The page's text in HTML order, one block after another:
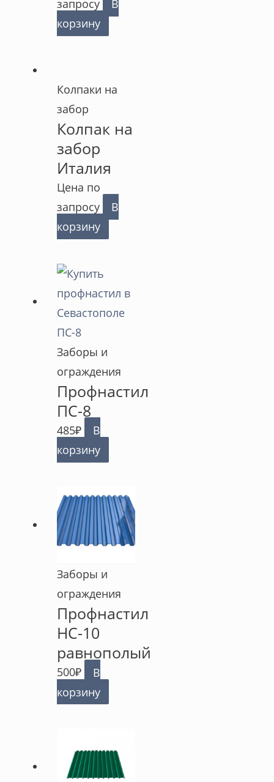
запросу
В
корзину
Колпаки на
забор
Колпак на
забор
Италия
Цена по
запросу
В
корзину
Заборы и
ограждения
Профнастил
ПС-8
485₽
В
корзину
Заборы и
ограждения
Профнастил
НС-10
равнополый
500₽
В
корзину